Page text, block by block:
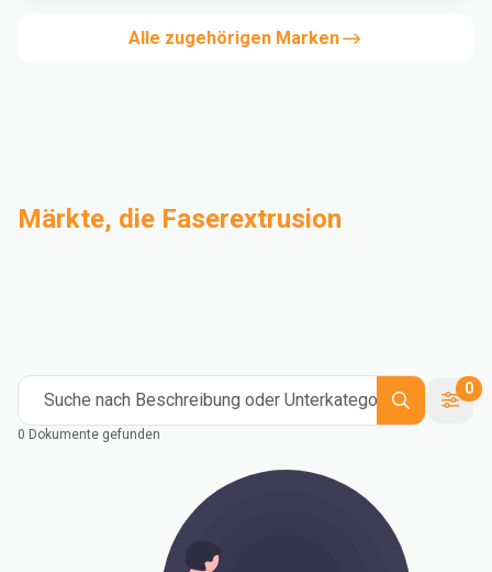
Alle zugehörigen Marken
Märkte, die Faserextrusion
Suche nach Beschreibung oder Unterkategorie
0
0 Dokumente gefunden